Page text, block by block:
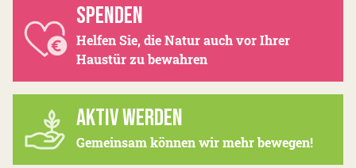
SPENDEN
Helfen Sie, die Natur auch vor Ihrer
Haustür zu bewahren
AKTIV WERDEN
Gemeinsam können wir mehr bewegen!